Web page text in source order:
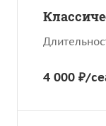
4 000 ₽/